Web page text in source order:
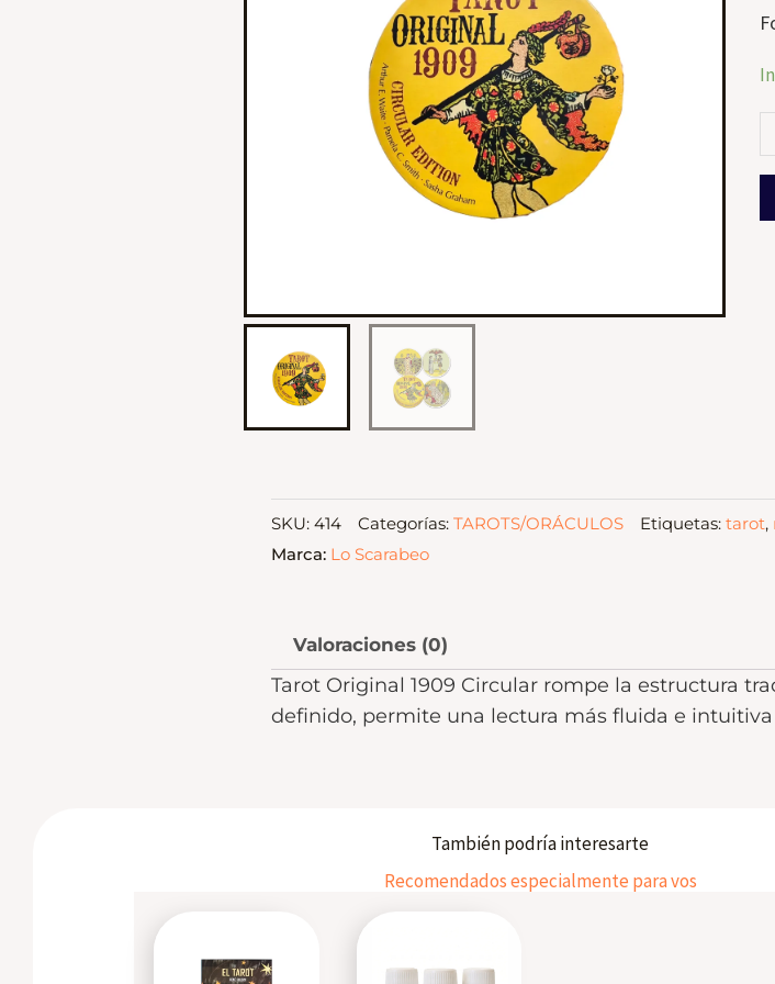
SKU: 414 Categorías: TAROTS/ORÁCULOS Etiquetas: tarot,
Marca: Lo Scarabeo
Valoraciones (0)
Tarot Original 1909 Circular rompe la estructura
definido, permite una lectura más fluida e
También podría interesarte
Recomendados especialmente para vos